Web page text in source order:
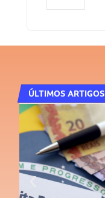
ÚLTIMOS ARTIGOS